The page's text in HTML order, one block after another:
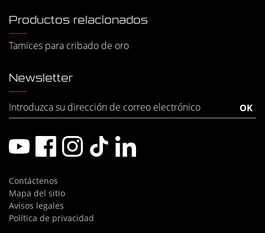
Productos relacionados
Tamices para cribado de oro
Newsletter
Contáctenos
Mapa del sitio
Avisos legales
Política de privacidad